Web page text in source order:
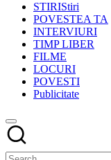
STIRIStiri
POVESTEA TA
INTERVIURI
TIMP LIBER
FILME
LOCURI
POVESTI
Publicitate